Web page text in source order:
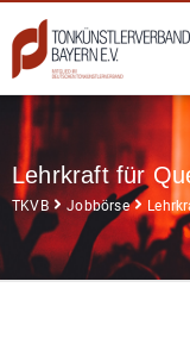
Lehrkraft für
TKVB Jobbörse